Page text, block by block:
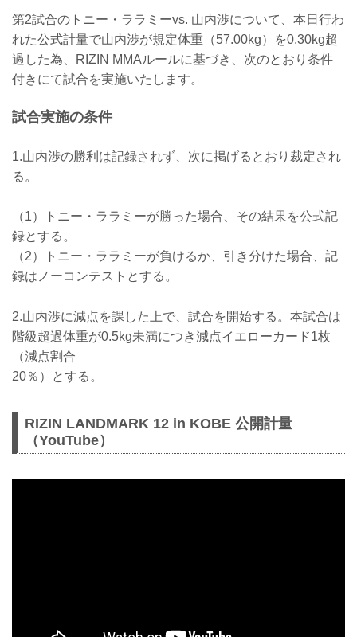
トップのため試合中止となりましたので
お知らせいたします。
ケラモフがウィルス性胃腸炎のためドク
ターストップ
ヴガール・ケラモフがウィルス性胃腸炎
方々には謹ん...
第2試合のトニー・ララミーvs. 山内渉について、本日行わ
れた公式計量で山内渉が規定体重（57.00kg）を0.30kg超
過した為、RIZIN MMAルールに基づき、次のとおり条件
付きにて試合を実施いたします。
試合実施の条件
1.山内渉の勝利は記録されず、次に掲げるとおり裁定され
る。
（1）トニー・ララミーが勝った場合、その結果を公式記
録とする。
（2）トニー・ララミーが負けるか、引き分けた場合、記
録はノーコンテストとする。
2.山内渉に減点を課した上で、試合を開始する。本試合は
階級超過体重が0.5kg未満につき減点イエローカード1枚
（減点割合
20％）とする。
RIZIN LANDMARK 12 in KOBE 公開計量
（YouTube）